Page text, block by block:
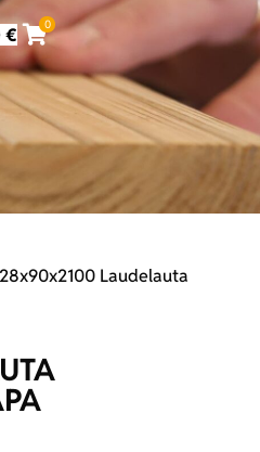
€ 0
Laudelauta